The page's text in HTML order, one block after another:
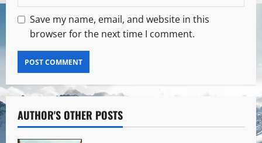
Save my name, email, and website in this
browser for the next time I comment.
AUTHOR'S OTHER POSTS